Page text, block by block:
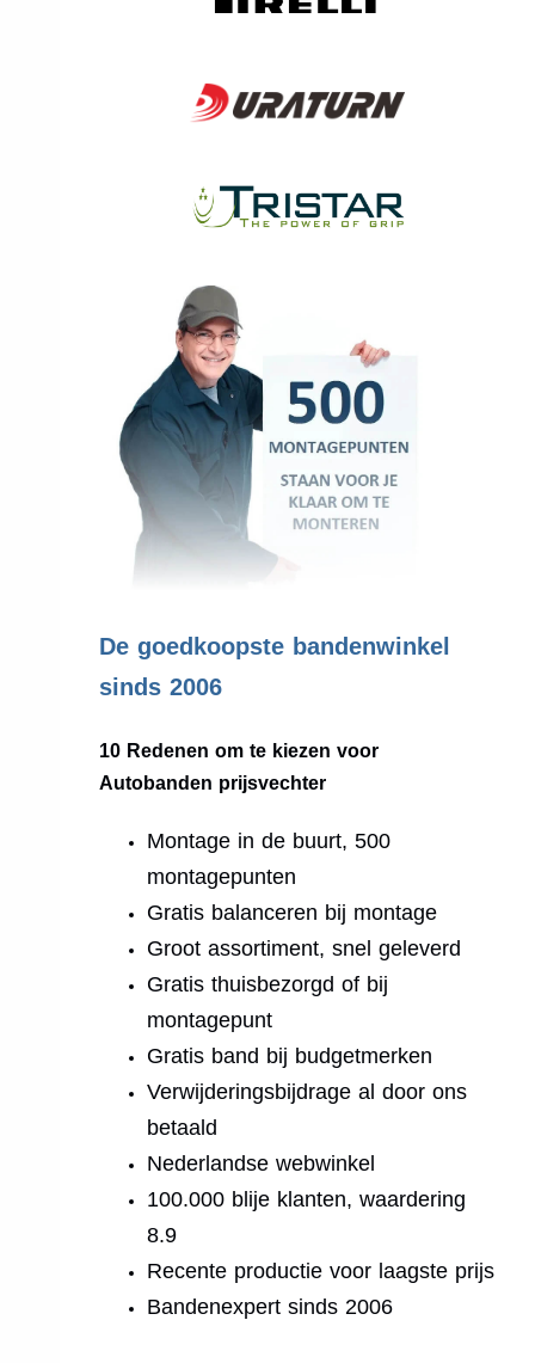
De goedkoopste bandenwinkel
sinds 2006
10 Redenen om te kiezen voor
Autobanden prijsvechter
Montage in de buurt, 500
montagepunten
Gratis balanceren bij montage
Groot assortiment, snel geleverd
Gratis thuisbezorgd of bij
montagepunt
Gratis band bij budgetmerken
Verwijderingsbijdrage al door ons
betaald
Nederlandse webwinkel
100.000 blije klanten, waardering
8.9
Recente productie voor laagste prijs
Bandenexpert sinds 2006